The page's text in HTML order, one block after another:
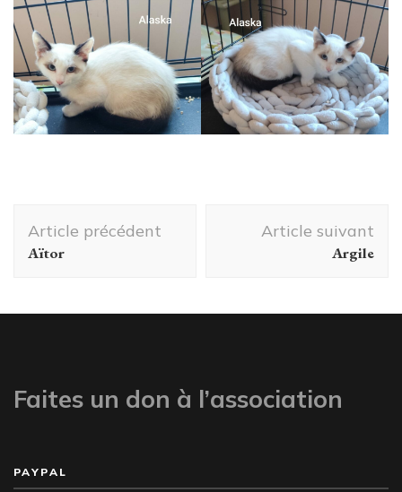
d'article
Article précédent
Aïtor
Article suivant
Argile
Faites un don à l’association
PAYPAL